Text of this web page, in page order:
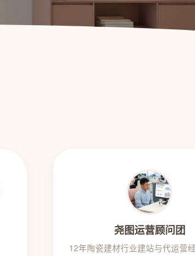
尧图运营顾问团
12年陶瓷建材行业建站与代运营